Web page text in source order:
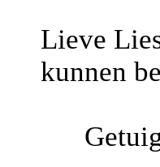
Lieve
kunnen